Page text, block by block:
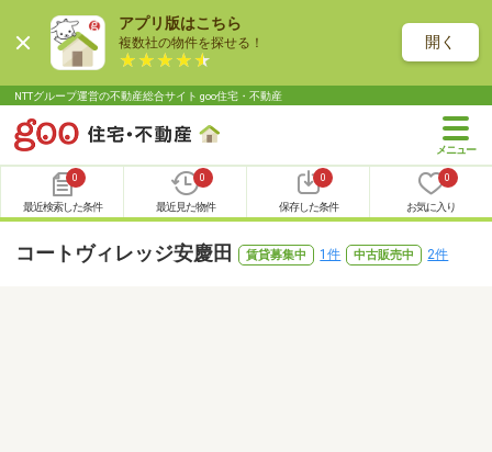
アプリ版はこちら
複数社の物件を探せる！ 開く
NTTグループ運営の不動産総合サイト goo住宅・不動産
0
最近検索した条件
0
最近見た物件
0
保存した条件
0
お気に入り
コートヴィレッジ安慶田 賃貸募集中 1件 中古販売中 2件